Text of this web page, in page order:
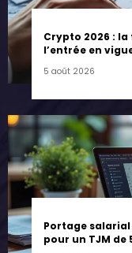
Crypto 2026 : la
l’entrée en
5 août 2026
Portage salarial
pour un TJM de